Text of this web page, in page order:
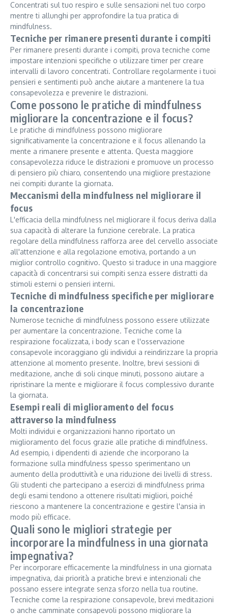
Concentrati sul tuo respiro e sulle sensazioni nel tuo corpo
mentre ti allunghi per approfondire la tua pratica di
mindfulness.
Tecniche per rimanere presenti durante i compiti
Per rimanere presenti durante i compiti, prova tecniche come
impostare intenzioni specifiche o utilizzare timer per creare
intervalli di lavoro concentrati. Controllare regolarmente i tuoi
pensieri e sentimenti può anche aiutare a mantenere la tua
consapevolezza e prevenire le distrazioni.
Come possono le pratiche di mindfulness
migliorare la concentrazione e il focus?
Le pratiche di mindfulness possono migliorare
significativamente la concentrazione e il focus allenando la
mente a rimanere presente e attenta. Questa maggiore
consapevolezza riduce le distrazioni e promuove un processo
di pensiero più chiaro, consentendo una migliore prestazione
nei compiti durante la giornata.
Meccanismi della mindfulness nel migliorare il
focus
L'efficacia della mindfulness nel migliorare il focus deriva dalla
sua capacità di alterare la funzione cerebrale. La pratica
regolare della mindfulness rafforza aree del cervello associate
all'attenzione e alla regolazione emotiva, portando a un
miglior controllo cognitivo. Questo si traduce in una maggiore
capacità di concentrarsi sui compiti senza essere distratti da
stimoli esterni o pensieri interni.
Tecniche di mindfulness specifiche per migliorare
la concentrazione
Numerose tecniche di mindfulness possono essere utilizzate
per aumentare la concentrazione. Tecniche come la
respirazione focalizzata, i body scan e l'osservazione
consapevole incoraggiano gli individui a reindirizzare la propria
attenzione al momento presente. Inoltre, brevi sessioni di
meditazione, anche di soli cinque minuti, possono aiutare a
ripristinare la mente e migliorare il focus complessivo durante
la giornata.
Esempi reali di miglioramento del focus
attraverso la mindfulness
Molti individui e organizzazioni hanno riportato un
miglioramento del focus grazie alle pratiche di mindfulness.
Ad esempio, i dipendenti di aziende che incorporano la
formazione sulla mindfulness spesso sperimentano un
aumento della produttività e una riduzione dei livelli di stress.
Gli studenti che partecipano a esercizi di mindfulness prima
degli esami tendono a ottenere risultati migliori, poiché
riescono a mantenere la concentrazione e gestire l'ansia in
modo più efficace.
Quali sono le migliori strategie per
incorporare la mindfulness in una giornata
impegnativa?
Per incorporare efficacemente la mindfulness in una giornata
impegnativa, dai priorità a pratiche brevi e intenzionali che
possano essere integrate senza sforzo nella tua routine.
Tecniche come la respirazione consapevole, brevi meditazioni
o anche camminate consapevoli possono migliorare la